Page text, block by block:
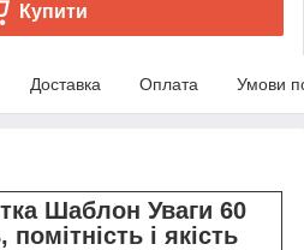
Купити
Доставка Оплата Умови
Шаблон Уваги 60
і якість